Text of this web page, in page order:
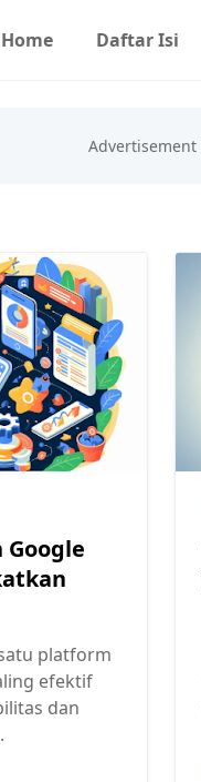
Home Daftar Isi
platform
efektif
dan